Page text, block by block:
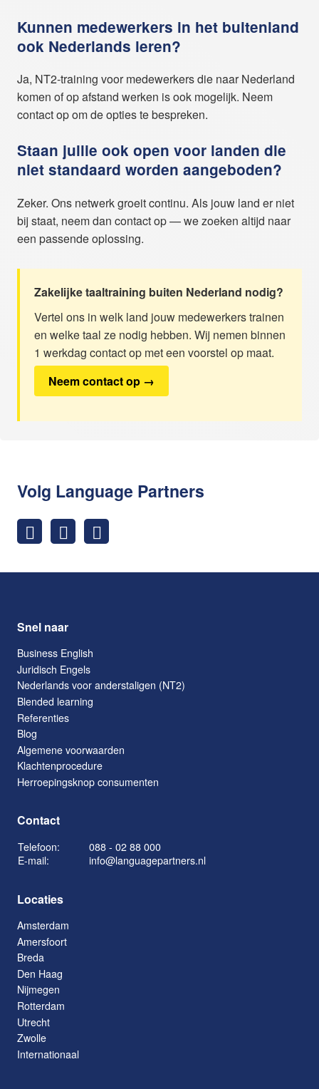
Kunnen medewerkers in het buitenland
ook Nederlands leren?
Ja, NT2-training voor medewerkers die naar Nederland
komen of op afstand werken is ook mogelijk. Neem
contact op om de opties te bespreken.
Staan jullie ook open voor landen die
niet standaard worden aangeboden?
Zeker. Ons netwerk groeit continu. Als jouw land er niet
bij staat, neem dan contact op — we zoeken altijd naar
een passende oplossing.
Zakelijke taaltraining buiten Nederland nodig?
Vertel ons in welk land jouw medewerkers trainen
en welke taal ze nodig hebben. Wij nemen binnen
1 werkdag contact op met een voorstel op maat.
Neem contact op →
Volg Language Partners
Snel naar
Business English
Juridisch Engels
Nederlands voor anderstaligen (NT2)
Blended learning
Referenties
Blog
Algemene voorwaarden
Klachtenprocedure
Herroepingsknop consumenten
Contact
Telefoon:
088 - 02 88 000
E-mail:
info@languagepartners.nl
Locaties
Amsterdam
Amersfoort
Breda
Den Haag
Nijmegen
Rotterdam
Utrecht
Zwolle
Internationaal